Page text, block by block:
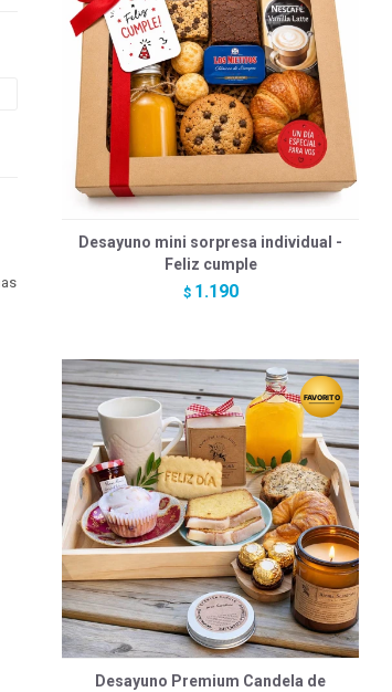
Desayuno mini sorpresa individual -
Feliz cumple
$ 1.190
Desayuno Premium Candela de